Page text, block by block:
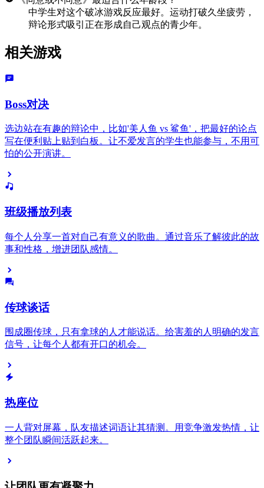
中学生对这个破冰游戏反应最好。运动打破久坐疲劳，
辩论形式吸引正在形成自己观点的青少年。
相关游戏
Boss对决
选边站在有趣的辩论中，比如'美人鱼 vs 鲨鱼'，把最好的论点
写在便利贴上贴到白板。让不爱发言的学生也能参与，不用可
怕的公开演讲。
班级播放列表
每个人分享一首对自己有意义的歌曲。通过音乐了解彼此的故
事和性格，增进团队感情。
传球谈话
围成圈传球，只有拿球的人才能说话。给害羞的人明确的发言
信号，让每个人都有开口的机会。
热座位
一人背对屏幕，队友描述词语让其猜测。用竞争激发热情，让
整个团队瞬间活跃起来。